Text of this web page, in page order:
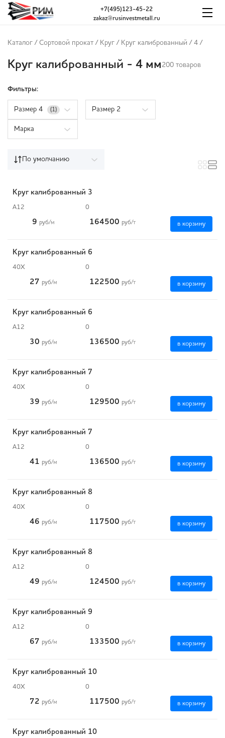
zakaz@rusinvestmetall.ru
+7(495)123-45-22
Каталог / Сортовой прокат / Круг / Круг калиброванный / 4 /
Круг калиброванный - 4 мм 200 товаров
Фильтры:
Размер 4 (1) Размер 2
Марка
По умолчанию
Круг калиброванный 3
А12 0
9 руб/м 164500 руб/т в корзину
Круг калиброванный 6
40Х 0
27 руб/м 122500 руб/т в корзину
Круг калиброванный 6
А12 0
30 руб/м 136500 руб/т в корзину
Круг калиброванный 7
40Х 0
39 руб/м 129500 руб/т в корзину
Круг калиброванный 7
А12 0
41 руб/м 136500 руб/т в корзину
Круг калиброванный 8
40Х 0
46 руб/м 117500 руб/т в корзину
Круг калиброванный 8
А12 0
49 руб/м 124500 руб/т в корзину
Круг калиброванный 9
А12 0
67 руб/м 133500 руб/т в корзину
Круг калиброванный 10
40Х 0
72 руб/м 117500 руб/т в корзину
Круг калиброванный 10